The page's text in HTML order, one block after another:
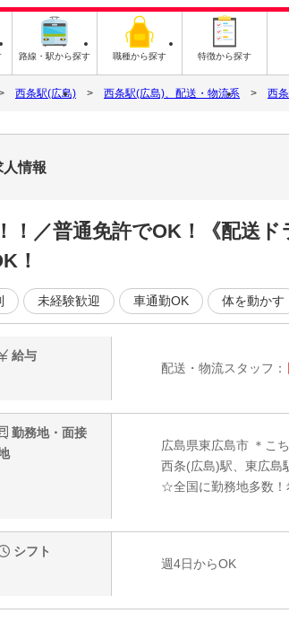
路線・駅から探す 職種から探す 特徴から探す
西条駅(広島) 西条駅(広島)、配送・物流系 西
情報
！／普通免許でOK！《配送
！
未経験歓迎 車通勤OK 体を動かす
給与
配送・物流スタッフ：
勤務地・面接
広島県東広島市 ＊こ
西条(広島)駅、東広島
☆全国に勤務地多数
シフト
週4日からOK